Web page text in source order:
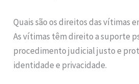
Quais são os direitos das vítimas
As vítimas têm direito a suporte
procedimento judicial justo e
identidade e privacidade.